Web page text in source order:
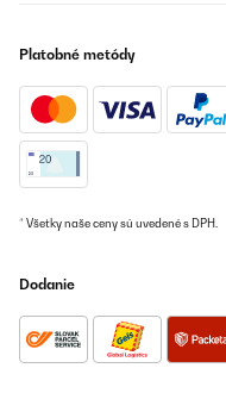
Platobné metódy
* Všetky naše ceny sú uvedené s DPH.
Dodanie